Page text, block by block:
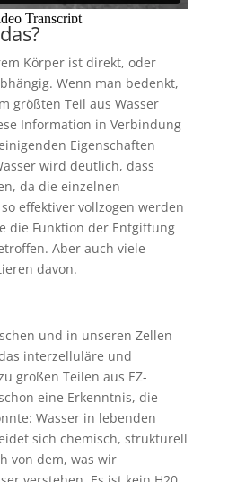
Körper ist direkt, oder
Wenn man bedenkt,
größten Teil aus Wasser
Information in Verbindung
Eigenschaften
wird deutlich, dass
da die einzelnen
effektiver vollzogen werden
die Funktion der Entgiftung
Aber auch viele
davon.
und in unseren Zellen
interzelluläre und
großen Teilen aus EZ-
eine Erkenntnis, die
Wasser in lebenden
sich chemisch, strukturell
von dem, was wir